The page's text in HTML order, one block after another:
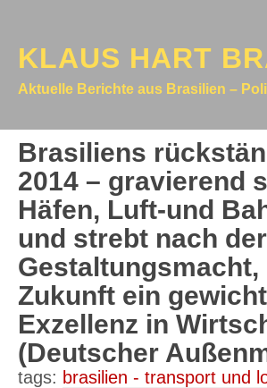
KLAUS HART
Aktuelle Berichte aus Brasilien –
Brasiliens
2014 – gravierend
Häfen, Luft-und
und strebt nach
Zukunft ein
Exzellenz in
(Deutscher
tags: brasilien - transport und